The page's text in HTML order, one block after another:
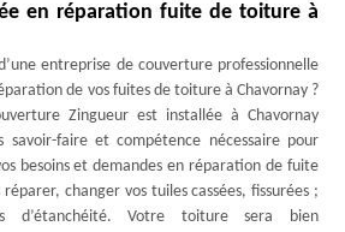
en réparation fuite de toiture à
entreprise de couverture professionnelle
de vos fuites de toiture à Chavornay ?
Zingueur est installée à Chavornay
savoir-faire et compétence nécessaire pour
besoins et demandes en réparation de fuite
changer vos tuiles cassées, fissurées ;
d’étanchéité. Votre toiture sera bien